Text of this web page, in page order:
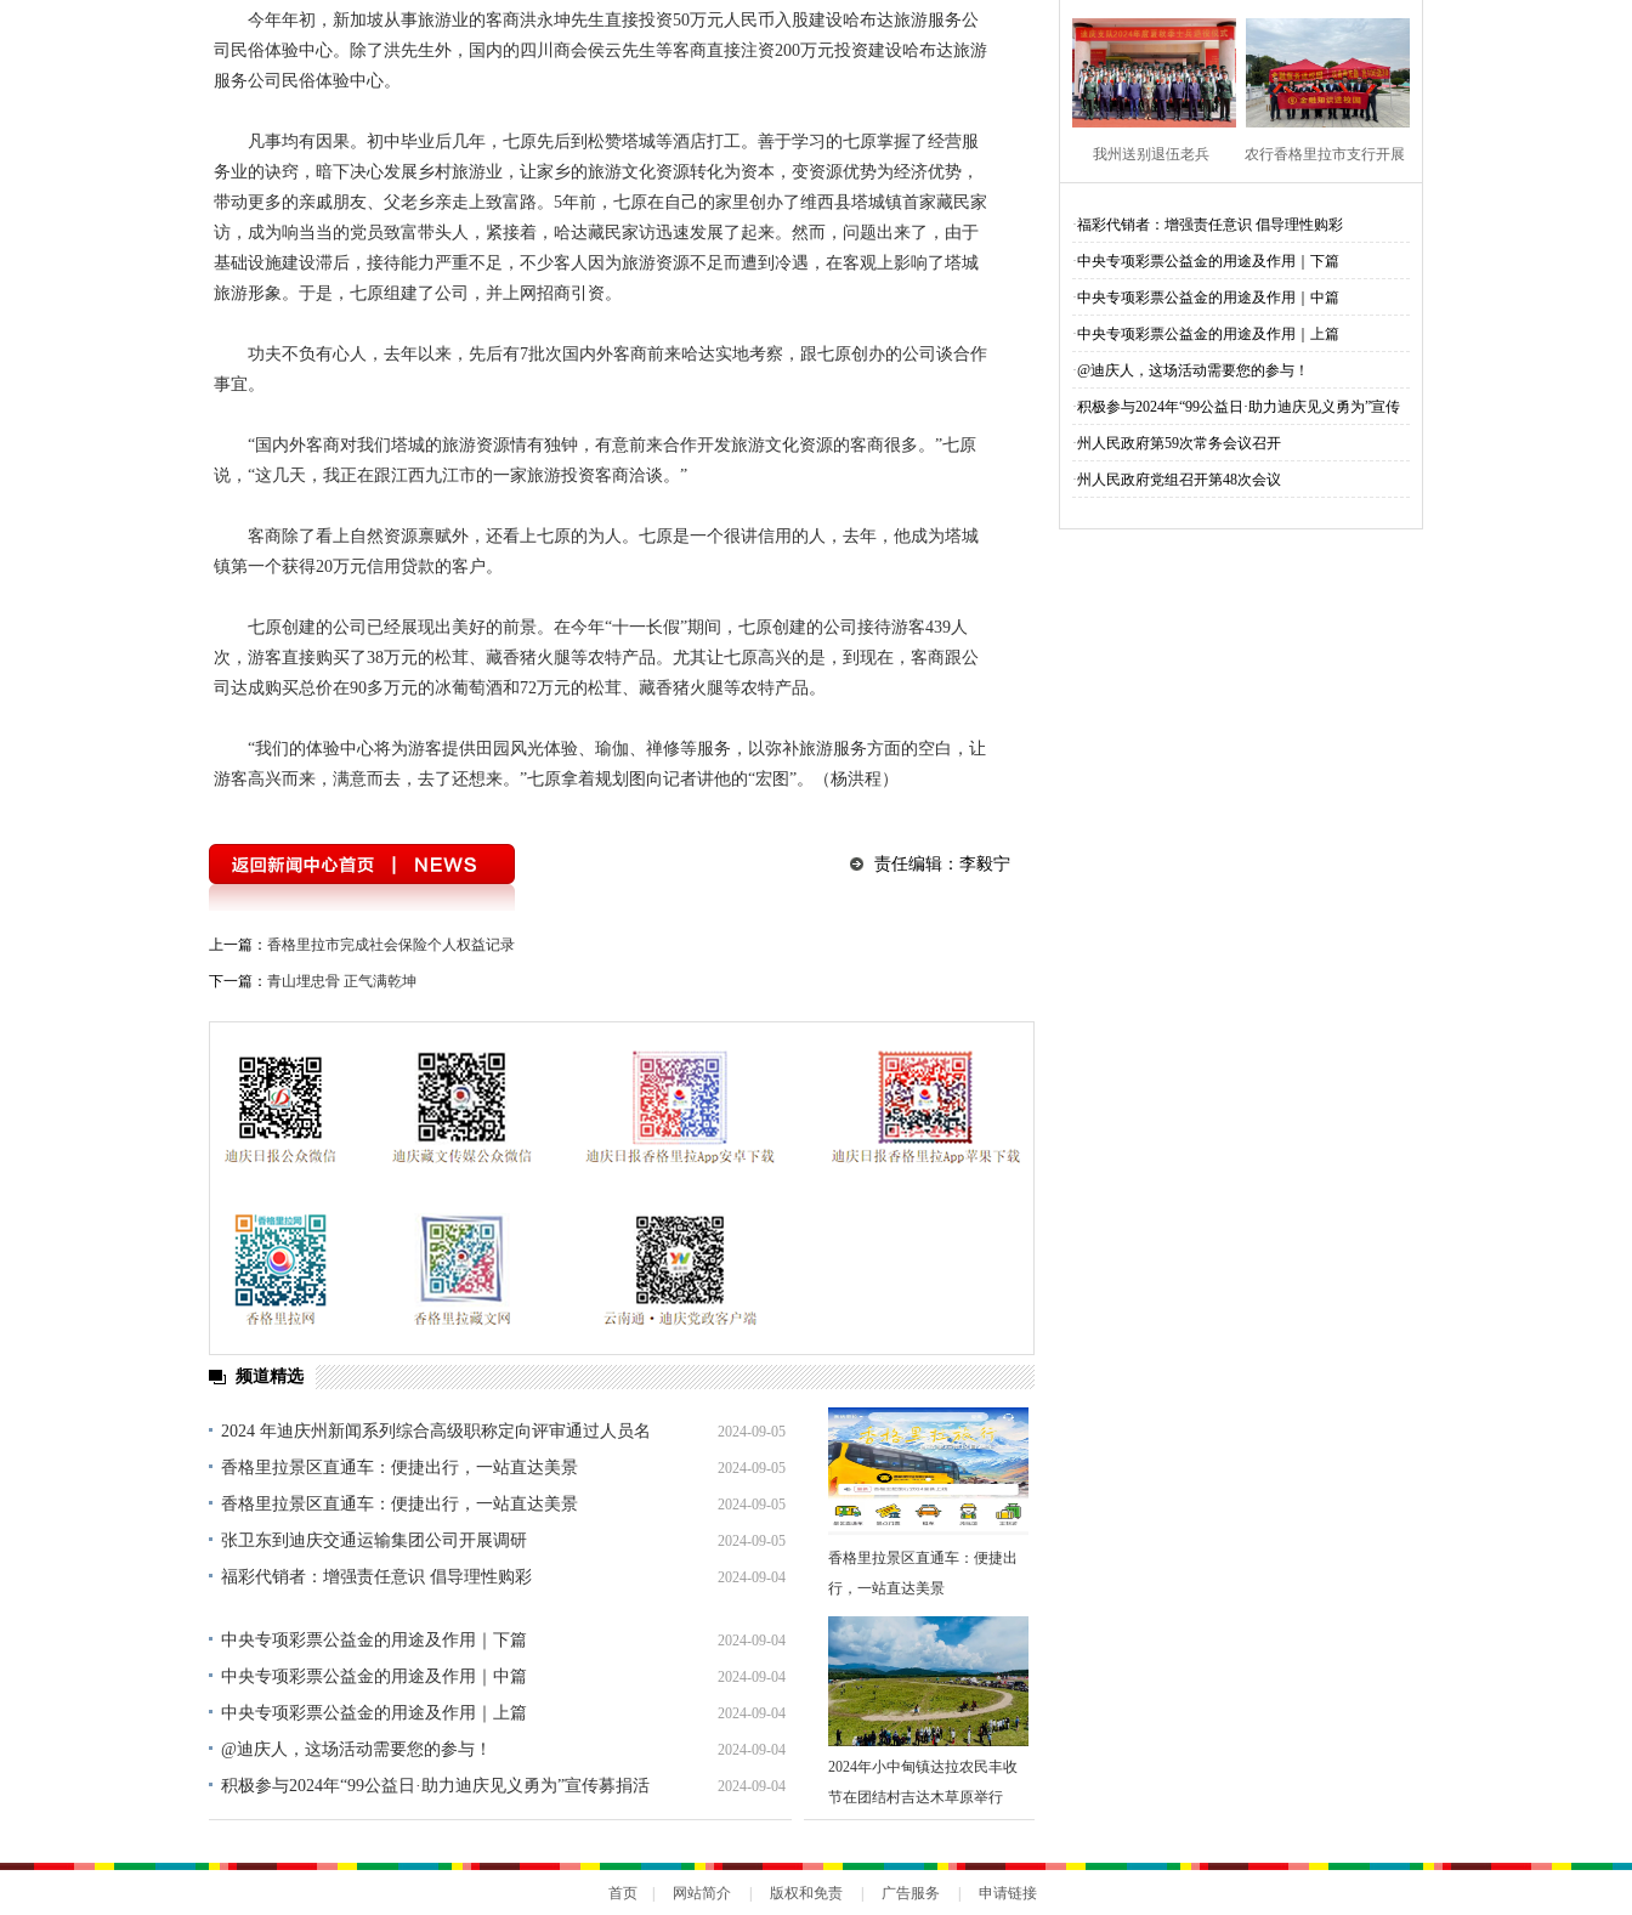
今年年初，新加坡从事旅游业的客商洪永坤先生直接投资50万元人民币入股建设哈布达旅游服务公
司民俗体验中心。除了洪先生外，国内的四川商会侯云先生等客商直接注资200万元投资建设哈布达旅游
服务公司民俗体验中心。
凡事均有因果。初中毕业后几年，七原先后到松赞塔城等酒店打工。善于学习的七原掌握了经营服
务业的诀窍，暗下决心发展乡村旅游业，让家乡的旅游文化资源转化为资本，变资源优势为经济优势，
带动更多的亲戚朋友、父老乡亲走上致富路。5年前，七原在自己的家里创办了维西县塔城镇首家藏民家
访，成为响当当的党员致富带头人，紧接着，哈达藏民家访迅速发展了起来。然而，问题出来了，由于
基础设施建设滞后，接待能力严重不足，不少客人因为旅游资源不足而遭到冷遇，在客观上影响了塔城
旅游形象。于是，七原组建了公司，并上网招商引资。
功夫不负有心人，去年以来，先后有7批次国内外客商前来哈达实地考察，跟七原创办的公司谈合作
事宜。
“国内外客商对我们塔城的旅游资源情有独钟，有意前来合作开发旅游文化资源的客商很多。”七原
说，“这几天，我正在跟江西九江市的一家旅游投资客商洽谈。”
客商除了看上自然资源禀赋外，还看上七原的为人。七原是一个很讲信用的人，去年，他成为塔城
镇第一个获得20万元信用贷款的客户。
七原创建的公司已经展现出美好的前景。在今年“十一长假”期间，七原创建的公司接待游客439人
次，游客直接购买了38万元的松茸、藏香猪火腿等农特产品。尤其让七原高兴的是，到现在，客商跟公
司达成购买总价在90多万元的冰葡萄酒和72万元的松茸、藏香猪火腿等农特产品。
“我们的体验中心将为游客提供田园风光体验、瑜伽、禅修等服务，以弥补旅游服务方面的空白，让
游客高兴而来，满意而去，去了还想来。”七原拿着规划图向记者讲他的“宏图”。（杨洪程）
责任编辑：李毅宁
上一篇： 香格里拉市完成社会保险个人权益记录
下一篇： 青山埋忠骨 正气满乾坤
——追记牺牲在扶贫攻坚一线的优秀共产党员和先念同志
频道精选
2024 年迪庆州新闻系列综合高级职称定向评审通过人员名
单公示
2024-09-05
香格里拉景区直通车：便捷出行，一站直达美景 2024-09-05
香格里拉景区直通车：便捷出行，一站直达美景 2024-09-05
张卫东到迪庆交通运输集团公司开展调研 2024-09-05
福彩代销者：增强责任意识 倡导理性购彩 2024-09-04
中央专项彩票公益金的用途及作用｜下篇 2024-09-04
中央专项彩票公益金的用途及作用｜中篇 2024-09-04
中央专项彩票公益金的用途及作用｜上篇 2024-09-04
@迪庆人，这场活动需要您的参与！ 2024-09-04
积极参与2024年“99公益日·助力迪庆见义勇为”宣传募捐活
动倡议书
2024-09-04
香格里拉景区直通车：便捷出
行，一站直达美景
2024年小中甸镇达拉农民丰收
节在团结村吉达木草原举行
捷出行，一站直达美景 丰收节在团结村吉达木草
原举行
我州送别退伍老兵​ 农行香格里拉市支行开展
·福彩代销者：增强责任意识 倡导理性购彩
·中央专项彩票公益金的用途及作用｜下篇
·中央专项彩票公益金的用途及作用｜中篇
·中央专项彩票公益金的用途及作用｜上篇
·@迪庆人，这场活动需要您的参与！
·积极参与2024年“99公益日·助力迪庆见义勇为”宣传
募捐活动倡议书
·州人民政府第59次常务会议召开
·州人民政府党组召开第48次会议